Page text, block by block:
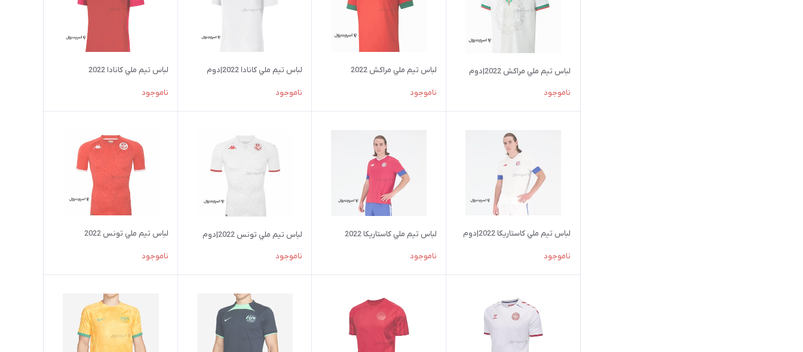
لباس تيم ملي مراکش 2022|دوم
ناموجود
لباس تيم ملي مراکش 2022
ناموجود
لباس تيم ملي کانادا 2022|دوم
ناموجود
لباس تيم ملي کانادا 2022
ناموجود
لباس تيم ملي کاستاریکا 2022|دوم
ناموجود
لباس تيم ملي کاستاریکا 2022
ناموجود
لباس تيم ملي تونس 2022|دوم
ناموجود
لباس تيم ملي تونس 2022
ناموجود